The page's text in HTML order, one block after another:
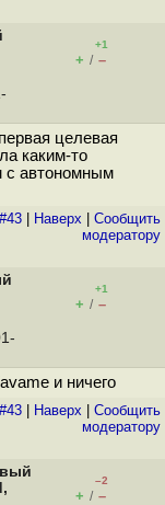
+1
+ / –
целевая
каким-то
с автономным
Наверх
Cообщить
модератору
+1
+ / –
и ничего
Наверх
Cообщить
модератору
–2
+ / –